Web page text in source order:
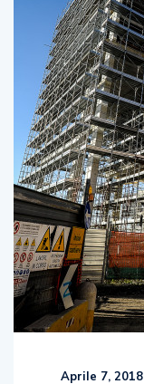
Aprile 7, 2018